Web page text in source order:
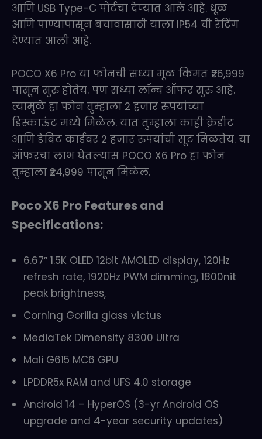
आणि USB Type-C पोर्टचा देण्यात आले आहे. धूळ
आणि पाण्यापासून बचावासाठी याला IP54 ची रेटिंग
देण्यात आली आहे.
POCO X6 Pro या फोनची सध्या मूळ किंमत ₹26,999
पासून सुरु होतेय. पण सध्या लॉन्च ऑफर सुरु आहे.
त्यामुळे हा फोन तुम्हाला 2 हजार रुपयांच्या
डिस्काऊंट मध्ये मिळेल. यात तुम्हाला काही क्रेडीट
आणि डेबिट कार्डवर 2 हजार रुपयांची सूट मिळतेय. या
ऑफरचा लाभ घेतल्यास POCO X6 Pro हा फोन
तुम्हाला ₹24,999 पासून मिळेल.
Poco X6 Pro Features and
Specifications:
6.67″ 1.5K OLED 12bit AMOLED display, 120Hz
refresh rate, 1920Hz PWM dimming, 1800nit
peak brightness,
Corning Gorilla glass victus
MediaTek Dimensity 8300 Ultra
Mali G615 MC6 GPU
LPDDR5x RAM and UFS 4.0 storage
Android 14 – HyperOS (3-yr Android OS
upgrade and 4-year security updates)